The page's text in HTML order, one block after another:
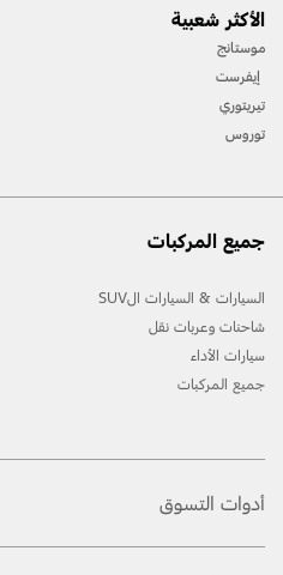
المسارات، واستخدام معدات السلامة المناسبة.
[2] لن تتوفّر جميع ميّزات المركبة في جميع
الأكثر شعبية
موستانج
إيفرست
تيريتوري
توروس
جميع المركبات
السيارات & السيارات الSUV
شاحنات وعربات نقل
سيارات الأداء
جميع المركبات
أدوات التسوق